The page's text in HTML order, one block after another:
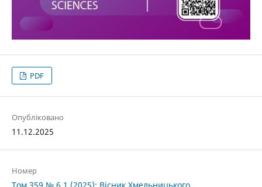
PDF
Опубліковано
11.12.2025
Номер